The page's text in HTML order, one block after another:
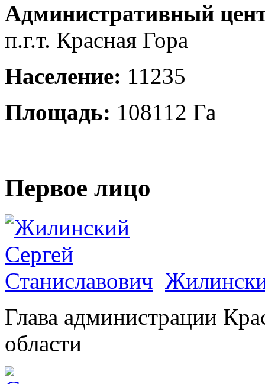
Административный
п.г.т. Красная Гора
Население: 11235
Площадь: 108112 Га
Первое лицо
Глава администрации
области